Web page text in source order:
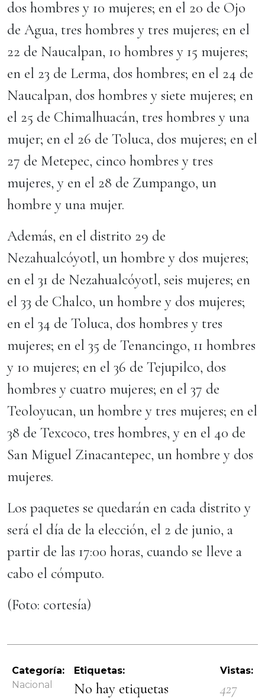
dos hombres y 10 mujeres; en el 20 de Ojo
de Agua, tres hombres y tres mujeres; en el
22 de Naucalpan, 10 hombres y 15 mujeres;
en el 23 de Lerma, dos hombres; en el 24 de
Naucalpan, dos hombres y siete mujeres; en
el 25 de Chimalhuacán, tres hombres y una
mujer; en el 26 de Toluca, dos mujeres; en el
27 de Metepec, cinco hombres y tres
mujeres, y en el 28 de Zumpango, un
hombre y una mujer.
Además, en el distrito 29 de
Nezahualcóyotl, un hombre y dos mujeres;
en el 31 de Nezahualcóyotl, seis mujeres; en
el 33 de Chalco, un hombre y dos mujeres;
en el 34 de Toluca, dos hombres y tres
mujeres; en el 35 de Tenancingo, 11 hombres
y 10 mujeres; en el 36 de Tejupilco, dos
hombres y cuatro mujeres; en el 37 de
Teoloyucan, un hombre y tres mujeres; en el
38 de Texcoco, tres hombres, y en el 40 de
San Miguel Zinacantepec, un hombre y dos
mujeres.
Los paquetes se quedarán en cada distrito y
será el día de la elección, el 2 de junio, a
partir de las 17:00 horas, cuando se lleve a
cabo el cómputo.
(Foto: cortesía)
Categoría:
Nacional
Etiquetas:
No hay etiquetas
Vistas:
427